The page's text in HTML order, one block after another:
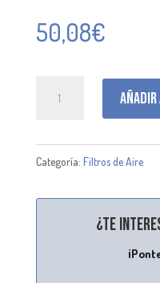
50,08€
Categoría: Filtros de Aire
¿Te